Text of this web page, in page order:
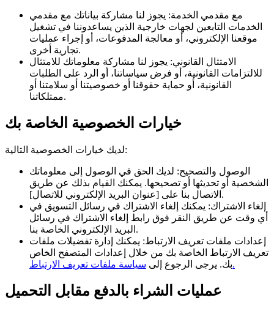
مع مقدمي الخدمة: يجوز لنا مشاركة بياناتك مع مقدمي
الخدمات التابعين لجهات خارجية الذين يساعدوننا في تشغيل
موقعنا الإلكتروني، أو معالجة المدفوعات، أو إجراء عمليات
تجارية أخرى.
الامتثال القانوني: يجوز لنا مشاركة معلوماتك للامتثال
للالتزامات القانونية، أو فرض سياساتنا، أو الرد على الطلبات
القانونية، أو حماية حقوقنا أو خصوصيتنا أو سلامتنا أو
ممتلكاتنا.
خيارات الخصوصية الخاصة بك
لديك خيارات الخصوصية التالية:
الوصول والتصحيح: لديك الحق في الوصول إلى معلوماتك
الشخصية أو تحديثها أو تصحيحها. يمكنك القيام بذلك عن طريق
الاتصال بنا على [عنوان البريد الإلكتروني للاتصال].
إلغاء الاشتراك: يمكنك إلغاء الاشتراك في رسائل التسويق في
أي وقت عن طريق النقر فوق رابط إلغاء الاشتراك في رسائل
البريد الإلكتروني الخاصة بنا.
إعدادات ملفات تعريف الارتباط: يمكنك إدارة تفضيلات ملفات
تعريف الارتباط الخاصة بك من خلال إعدادات المتصفح الخاص
بك. يرجى الرجوع إلىسياسة ملفات تعريف الارتباط.
عمليات الشراء بالدفع مقابل التحميل